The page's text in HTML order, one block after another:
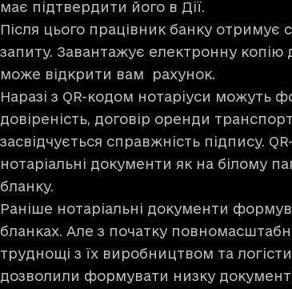
має підтвердити його в Дії.
Після цього працівник банку
запиту. Завантажує електронну копію
може відкрити вам рахунок.
Наразі з QR-кодом нотаріуси можуть
довіреність, договір оренди
засвідчується справжність підпису.
нотаріальні документи як на білому
бланку.
Раніше нотаріальні документи
бланках. Але з початку
труднощі з їх виробництвом та
дозволили формувати низку